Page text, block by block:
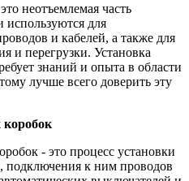
неотъемлемая часть
для
и кабелей, а также для
и перегрузки. Установка
знаний и опыта в области
лучше всего доверить эту
- это процесс установки
подключения к ним проводов